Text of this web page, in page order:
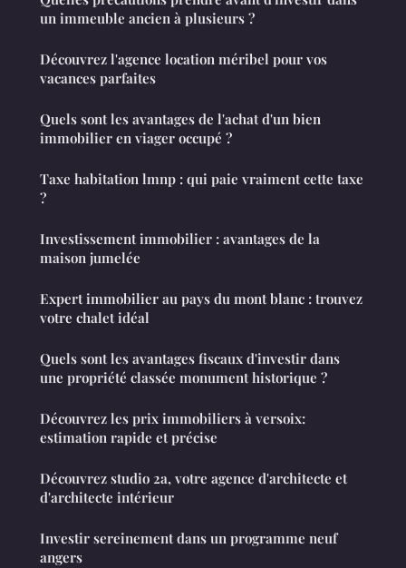
un immeuble ancien à plusieurs ?
Découvrez l'agence location méribel pour vos
vacances parfaites
Quels sont les avantages de l'achat d'un bien
immobilier en viager occupé ?
Taxe habitation lmnp : qui paie vraiment cette taxe
?
Investissement immobilier : avantages de la
maison jumelée
Expert immobilier au pays du mont blanc : trouvez
votre chalet idéal
Quels sont les avantages fiscaux d'investir dans
une propriété classée monument historique ?
Découvrez les prix immobiliers à versoix:
estimation rapide et précise
Découvrez studio 2a, votre agence d'architecte et
d'architecte intérieur
Investir sereinement dans un programme neuf
angers